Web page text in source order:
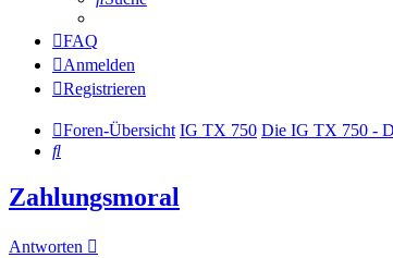
FAQ
Anmelden
Registrieren
Foren-Übersicht IG TX 750 Die IG TX 750 -
Suche
Zahlungsmoral
Antworten